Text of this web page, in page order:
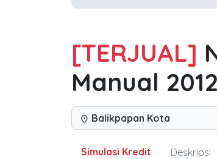
[TERJUAL]
Manual 2012
location_on Balikpapan Kota
Simulasi Kredit Deskripsi